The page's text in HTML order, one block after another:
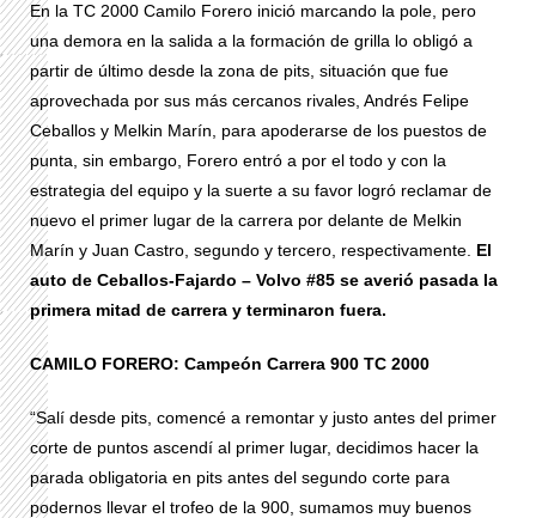
En la TC 2000 Camilo Forero inició marcando la pole, pero
una demora en la salida a la formación de grilla lo obligó a
partir de último desde la zona de pits, situación que fue
aprovechada por sus más cercanos rivales, Andrés Felipe
Ceballos y Melkin Marín, para apoderarse de los puestos de
punta, sin embargo, Forero entró a por el todo y con la
estrategia del equipo y la suerte a su favor logró reclamar de
nuevo el primer lugar de la carrera por delante de Melkin
Marín y Juan Castro, segundo y tercero, respectivamente. El
auto de Ceballos-Fajardo – Volvo #85 se averió pasada la
primera mitad de carrera y terminaron fuera.
CAMILO FORERO: Campeón Carrera 900 TC 2000
“Salí desde pits, comencé a remontar y justo antes del primer
corte de puntos ascendí al primer lugar, decidimos hacer la
parada obligatoria en pits antes del segundo corte para
podernos llevar el trofeo de la 900, sumamos muy buenos